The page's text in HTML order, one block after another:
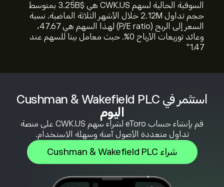
استثمر في Cushman & Wakefield PLC
اليوم
قم بإنشاء حساب eToro لشراء سهم CWK.US على منصة
تداول متعددة الأصول آمنة وسهلة الاستخدام.
شراء Cushman & Wakefield PLC
السوقية الحالية لسهم CWK.US هي 3.25B‎$‎ بمتوسط
حجم تداول 2.12M خلال الأشهر الثلاثة الماضية. نسبة
السعر إلى الربح (P/E ratio) لهذا السهم هي 47.67،
وعائد توزيعات الأرباح 0%. حيث معامل بيتا للسهم عند
1.47"